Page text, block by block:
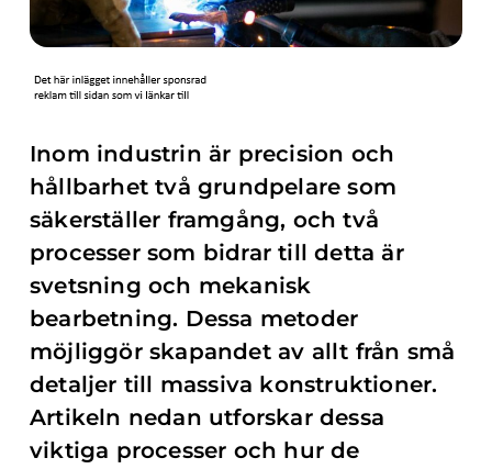
Inom industrin är precision och
hållbarhet två grundpelare som
säkerställer framgång, och två
processer som bidrar till detta är
svetsning och mekanisk
bearbetning. Dessa metoder
möjliggör skapandet av allt från små
detaljer till massiva konstruktioner.
Artikeln nedan utforskar dessa
viktiga processer och hur de